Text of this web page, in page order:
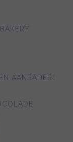
AANRADER!